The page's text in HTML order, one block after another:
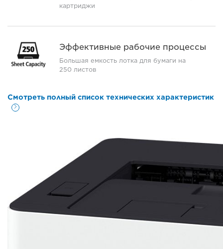
картриджи
Эффективные рабочие процессы
Большая емкость лотка для бумаги на
250 листов
Смотреть полный список технических характеристик